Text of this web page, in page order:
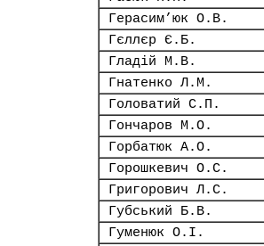
Герасим’юк О.В.
Гєллєр Є.Б.
Гладій М.В.
Гнатенко Л.М.
Головатий С.П.
Гончаров М.О.
Горбатюк А.О.
Горошкевич О.С.
Григорович Л.С.
Губський Б.В.
Гуменюк О.І.